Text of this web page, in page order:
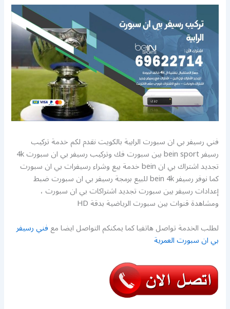
فني رسيفر بي ان سبورت الرابية بالكويت نقدم لكم خدمة تركيب
رسيفر bein sport بين سبورت فك وتركيب رسيفر بي ان سبورت 4k
تجديد اشتراك بي ان bein خدمة بيع وشراء رسيفرات بي ان سبورت
كما نوفر رسيفر bein 4k للبيع برمجة رسيفر بي ان سبورت ضبط
إعدادات رسيفر بين سبورت تجديد اشتراكات بي ان سبورت ،
ومشاهدة قنوات بين سبورت الرياضية بدقة HD
لطلب الخدمة تواصل هاتفيا كما يمكنكم التواصل ايضا معفني رسيفر
بي ان سبورت العمرية